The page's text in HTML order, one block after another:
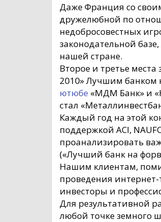
Даже Франция со
дружелюбной по
недобросовестных
законодательной
нашей стране.
Второе и третье
2010» Лучшим банком
ютюбе «МДМ Банк» и
стал
Каждый год на этой
поддержкой ACI,
проанализировать
(«Лучший банк на
Нашим клиентам,
проведения
инвесторы и
Для результативной
любой точке земного